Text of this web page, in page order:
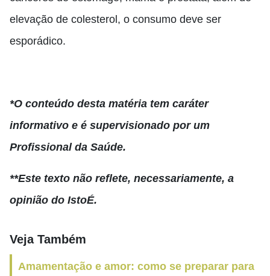
elevação de colesterol, o consumo deve ser
esporádico.
*O conteúdo desta matéria tem caráter
informativo e é supervisionado por um
Profissional da Saúde.
**Este texto não reflete, necessariamente, a
opinião do IstoÉ.
Veja Também
Amamentação e amor: como se preparar para